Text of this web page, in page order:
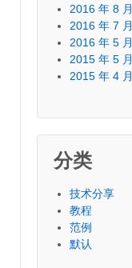
2016 年 8 月
2016 年 7 月
2016 年 5 月
2015 年 5 月
2015 年 4 月
分类
技术分享
教程
范例
默认